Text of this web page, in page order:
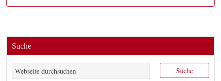
Suche